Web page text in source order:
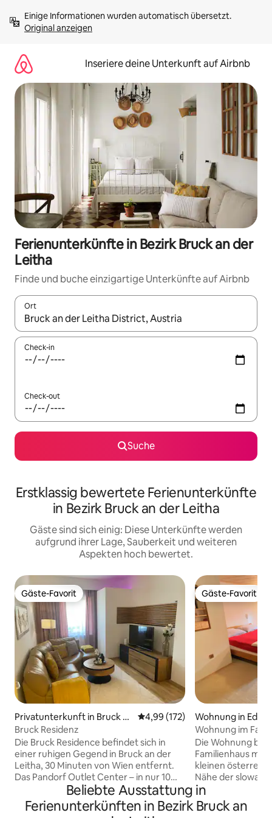
Inhalten
springenOriginal anzeigen
Inseriere deine Unterkunft auf Airbnb
Ferienunterkünfte in Bezirk Bruck an der
Leitha
Finde und buche einzigartige Unterkünfte auf Airbnb
Ort
Wenn Ergebnisse verfügbar sind, navigiere mit den
Check-in
Check-out
Suche
Erstklassig bewertete Ferienunterkünfte
in Bezirk Bruck an der Leitha
Gäste sind sich einig: Diese Unterkünfte werden
aufgrund ihrer Lage, Sauberkeit und weiteren
Aspekten hoch bewertet.
Gäste-Favorit
Gäste-Favorit
Privatunterkunft in Bruck an
der Leitha
Durchschnittliche Bewertung:
4,99 (172)
Bruck Residenz
Die Bruck Residence befindet sich in
einer ruhigen Gegend in Bruck an der
Leitha, 30 Minuten von Wien entfernt.
Das Pandorf Outlet Center – in nur 10
Minuten zu erreichen – ein
Einkaufsparadies und tolle Restaurants.
Die Weinregion Carnuntum ist 5
Gäste-Favorit
Gäste-Favorit
Wohnung in
Wohnung im
Garten
Die Wohnung
Familienhaus mit
kleinen
Nähe der
vom
Minuten mit dem
Wien (45
Beliebte Ausstattung in
Ferienunterkünften in Bezirk Bruck an